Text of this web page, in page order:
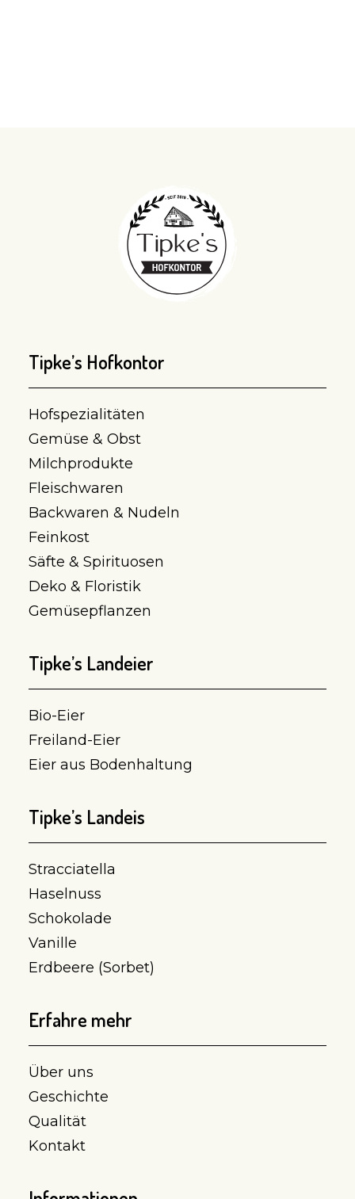
Tipke’s Hofkontor
Hofspezialitäten
Gemüse & Obst
Milchprodukte
Fleischwaren
Backwaren & Nudeln
Feinkost
Säfte & Spirituosen
Deko & Floristik
Gemüsepflanzen
Tipke’s Landeier
Bio-Eier
Freiland-Eier
Eier aus Bodenhaltung
Tipke’s Landeis
Stracciatella
Haselnuss
Schokolade
Vanille
Erdbeere (Sorbet)
Erfahre mehr
Über uns
Geschichte
Qualität
Kontakt